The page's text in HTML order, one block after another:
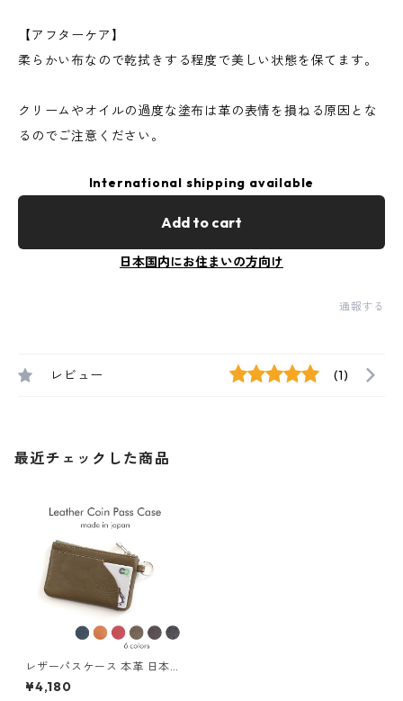
【アフターケア】
柔らかい布なので乾拭きする程度で美しい状態を保てます。
クリームやオイルの過度な塗布は革の表情を損ねる原因とな
るのでご注意ください。
International shipping available
Add to cart
日本国内にお住まいの方向け
通報する
レビュー (1)
最近チェックした商品
レザーパスケース 本革 日本製
コインケース カードケース マ
ルチケース コンパクト ユニセ
¥4,180